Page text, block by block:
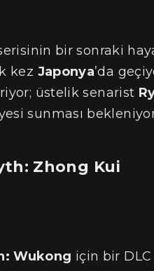
bir sonraki
kez Japonya’da
üstelik senarist
sunması
Zhong Kui
Wukong için bir